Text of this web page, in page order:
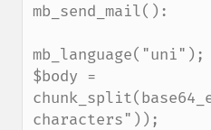
mb_send_mail():
mb_language("uni");
$body =
characters"));